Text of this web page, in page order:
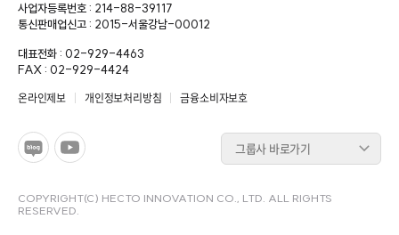
사업자등록번호 : 214-88-39117
통신판매업신고 : 2015-서울강남-00012
대표전화 : 02-929-4463
FAX : 02-929-4424
온라인제보 개인정보처리방침 금융소비자보호
그룹사 바로가기
COPYRIGHT(C) HECTO INNOVATION CO., LTD. ALL RIGHTS
RESERVED.